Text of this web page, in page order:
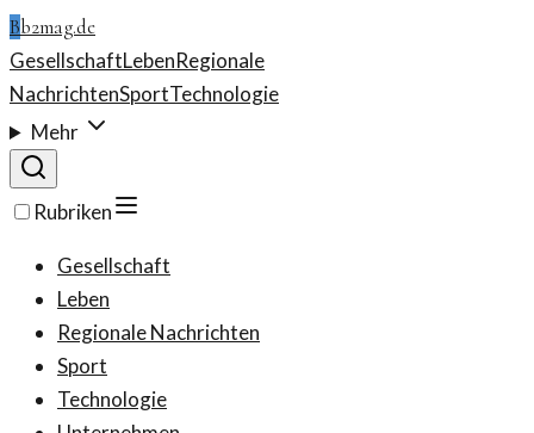
Bb2mag.de
GesellschaftLebenRegionale
NachrichtenSportTechnologie
Mehr
Rubriken
Gesellschaft
Leben
Regionale Nachrichten
Sport
Technologie